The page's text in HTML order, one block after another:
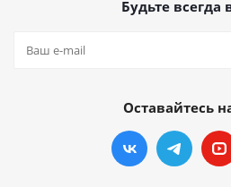
Будьте всегда
Оставайтесь